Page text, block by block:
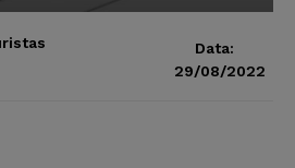
Data:
29/08/2022